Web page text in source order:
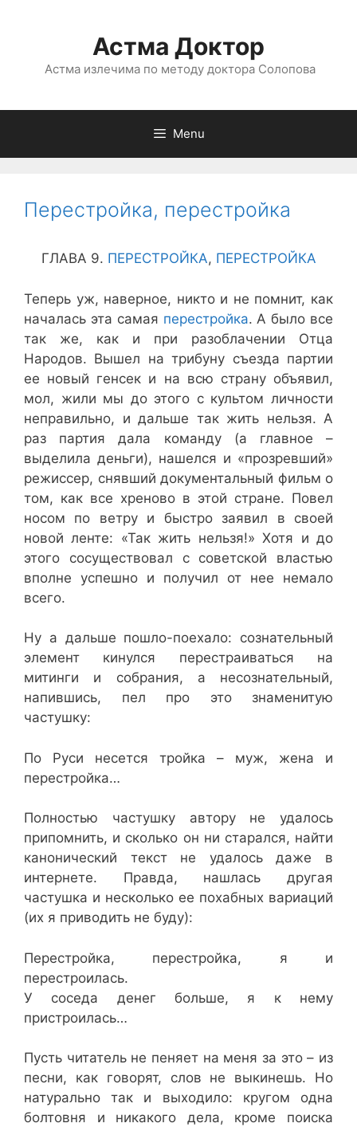
Астма Доктор
Астма излечима по методу доктора Солопова
Menu
Перестройка, перестройка
ГЛАВА 9. ПЕРЕСТРОЙКА, ПЕРЕСТРОЙКА
Теперь уж, наверное, никто и не помнит, как
началась эта самая перестройка. А было все
так же, как и при разоблачении Отца
Народов. Вышел на трибуну съезда партии
ее новый генсек и на всю страну объявил,
мол, жили мы до этого с культом личности
неправильно, и дальше так жить нельзя. А
раз партия дала команду (а главное –
выделила деньги), нашелся и «прозревший»
режиссер, снявший документальный фильм о
том, как все хреново в этой стране. Повел
носом по ветру и быстро заявил в своей
новой ленте: «Так жить нельзя!» Хотя и до
этого сосуществовал с советской властью
вполне успешно и получил от нее немало
всего.
Ну а дальше пошло-поехало: сознательный
элемент кинулся перестраиваться на
митинги и собрания, а несознательный,
напившись, пел про это знаменитую
частушку:
По Руси несется тройка – муж, жена и
перестройка…
Полностью частушку автору не удалось
припомнить, и сколько он ни старался, найти
канонический текст не удалось даже в
интернете. Правда, нашлась другая
частушка и несколько ее похабных вариаций
(их я приводить не буду):
Перестройка, перестройка, я и
перестроилась.
У соседа денег больше, я к нему
пристроилась…
Пусть читатель не пеняет на меня за это – из
песни, как говорят, слов не выкинешь. Но
натурально так и выходило: кругом одна
болтовня и никакого дела, кроме поиска